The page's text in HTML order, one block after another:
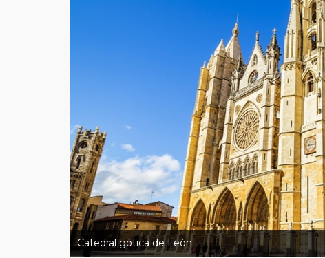
Catedral gótica de León.